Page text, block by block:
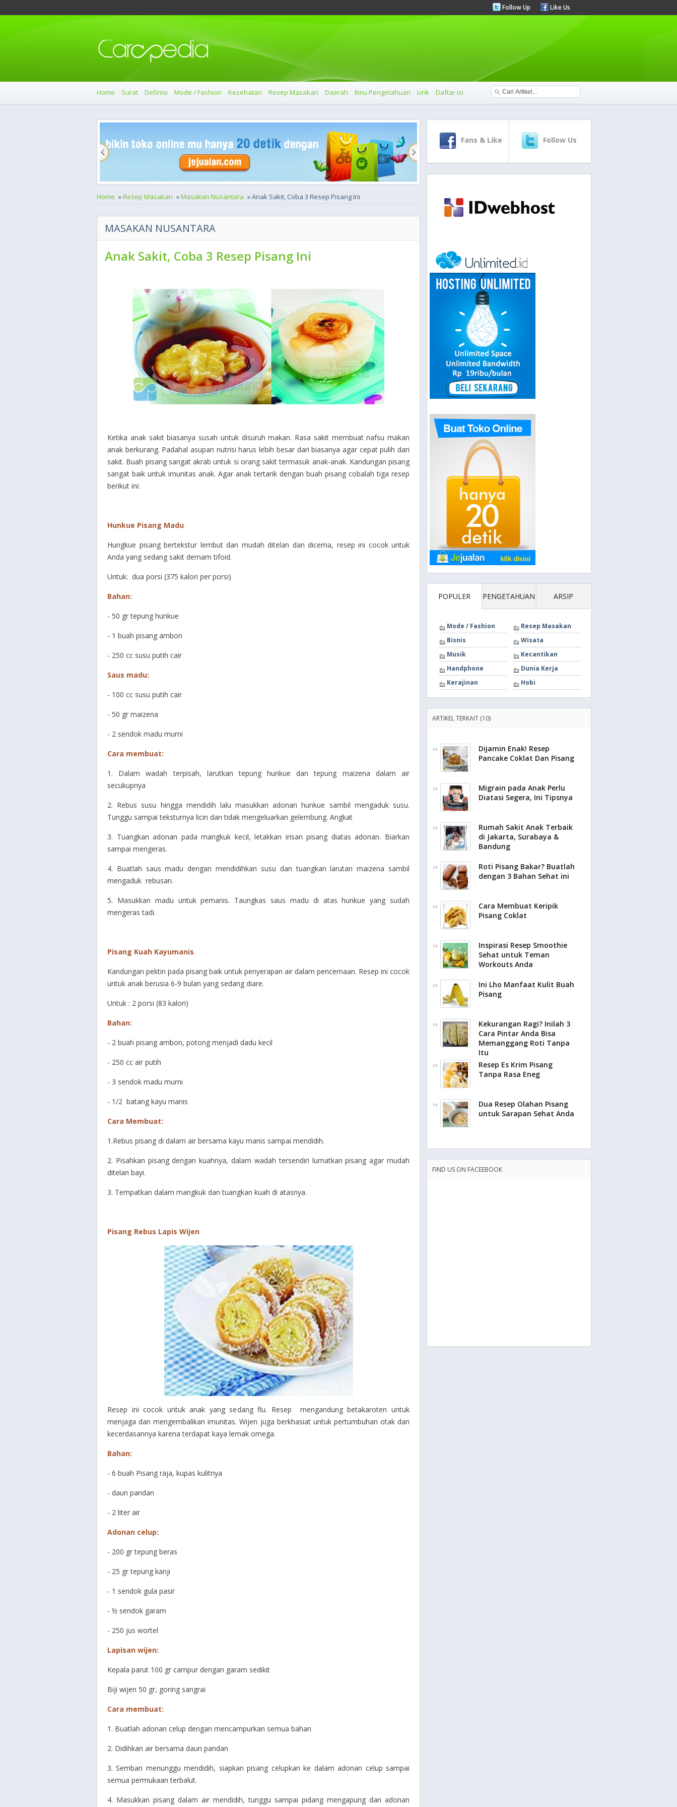
Follow Up Like Us
Home Surat Definisi Mode / Fashion Kesehatan Resep Masakan Daerah Ilmu Pengetahuan Lirik Daftar Isi
Home »Resep Masakan »Masakan Nusantara » Anak Sakit, Coba 3 Resep Pisang Ini
MASAKAN NUSANTARA
Anak Sakit, Coba 3 Resep Pisang Ini
Ketika anak sakit biasanya susah untuk disuruh makan. Rasa sakit membuat nafsu makan
anak berkurang. Padahal asupan nutrisi harus lebih besar dari biasanya agar cepat pulih dari
sakit. Buah pisang sangat akrab untuk si orang sakit termasuk anak-anak. Kandungan pisang
sangat baik untuk imunitas anak. Agar anak tertarik dengan buah pisang cobalah tiga resep
berikut ini:
Hunkue Pisang Madu
Hungkue pisang bertekstur lembut dan mudah ditelan dan dicerna, resep ini cocok untuk
Anda yang sedang sakit demam tifoid.
Untuk: dua porsi (375 kalori per porsi)
Bahan:
- 50 gr tepung hunkue
- 1 buah pisang ambon
- 250 cc susu putih cair
Saus madu:
- 100 cc susu putih cair
- 50 gr maizena
- 2 sendok madu murni
Cara membuat:
1. Dalam wadah terpisah, larutkan tepung hunkue dan tepung maizena dalam air
secukupnya
2. Rebus susu hingga mendidih lalu masukkan adonan hunkue sambil mengaduk susu.
Tunggu sampai teksturnya licin dan tidak mengeluarkan gelembung. Angkat
3. Tuangkan adonan pada mangkuk kecil, letakkan irisan pisang diatas adonan. Biarkan
sampai mengeras.
4. Buatlah saus madu dengan mendidihkan susu dan tuangkan larutan maizena sambil
mengaduk rebusan.
5. Masukkan madu untuk pemanis. Taungkas saus madu di atas hunkue yang sudah
mengeras tadi.
Pisang Kuah Kayumanis
Kandungan pektin pada pisang baik untuk penyerapan air dalam pencernaan. Resep ini cocok
untuk anak berusia 6-9 bulan yang sedang diare.
Untuk : 2 porsi (83 kalori)
Bahan:
- 2 buah pisang ambon, potong menjadi dadu kecil
- 250 cc air putih
- 3 sendok madu murni
- 1/2 batang kayu manis
Cara Membuat:
1.Rebus pisang di dalam air bersama kayu manis sampai mendidih.
2. Pisahkan pisang dengan kuahnya, dalam wadah tersendiri lumatkan pisang agar mudah
ditelan bayi.
3. Tempatkan dalam mangkuk dan tuangkan kuah di atasnya.
Pisang Rebus Lapis Wijen
Resep ini cocok untuk anak yang sedang flu. Resep mengandung betakaroten untuk
menjaga dan mengembalikan imunitas. Wijen juga berkhasiat untuk pertumbuhan otak dan
kecerdasannya karena terdapat kaya lemak omega.
Bahan:
- 6 buah Pisang raja, kupas kulitnya
- daun pandan
- 2 liter air
Adonan celup:
- 200 gr tepung beras
- 25 gr tepung kanji
- 1 sendok gula pasir
- ½ sendok garam
- 250 jus wortel
Lapisan wijen:
Kepala parut 100 gr campur dengan garam sedikit
Biji wijen 50 gr, goring sangrai
Cara membuat:
1. Buatlah adonan celup dengan mencampurkan semua bahan
2. Didihkan air bersama daun pandan
3. Sembari menunggu mendidih, siapkan pisang celupkan ke dalam adonan celup sampai
semua permukaan terbalut.
4. Masukkan pisang dalam air mendidih, tunggu sampai pidang mengapung dan adonan
Fans & Like Follow Us
POPULER PENGETAHUAN ARSIP
Mode / Fashion
Resep Masakan
Bisnis
Wisata
Musik
Kecantikan
Handphone
Dunia Kerja
Kerajinan
Hobi
ARTIKEL TERKAIT (10)
Dijamin Enak! Resep
Pancake Coklat Dan Pisang
Migrain pada Anak Perlu
Diatasi Segera, Ini Tipsnya
Rumah Sakit Anak Terbaik
di Jakarta, Surabaya &
Bandung
Roti Pisang Bakar? Buatlah
dengan 3 Bahan Sehat ini
Cara Membuat Keripik
Pisang Coklat
Inspirasi Resep Smoothie
Sehat untuk Teman
Workouts Anda
Ini Lho Manfaat Kulit Buah
Pisang
Kekurangan Ragi? Inilah 3
Cara Pintar Anda Bisa
Memanggang Roti Tanpa
Itu
Resep Es Krim Pisang
Tanpa Rasa Eneg
Dua Resep Olahan Pisang
untuk Sarapan Sehat Anda
FIND US ON FACEEBOOK